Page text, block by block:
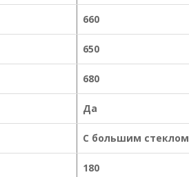
660
650
680
Да
С большим стеклом
180